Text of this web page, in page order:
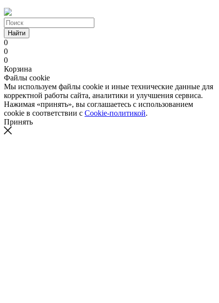
Найти
0
0
0
Корзина
Файлы cookie
Мы используем файлы cookie и иные технические данные для
корректной работы сайта, аналитики и улучшения сервиса.
Нажимая «принять», вы соглашаетесь с использованием
cookie в соответствии с Cookie-политикой.
Принять